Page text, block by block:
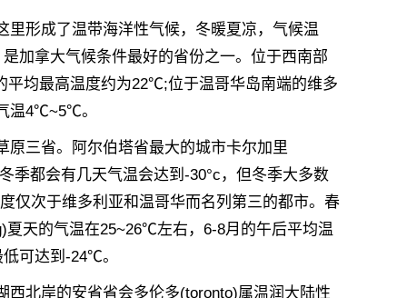
形成了温带海洋性气候，冬暖夏凉，气候温
加拿大气候条件最好的省份之一。位于西南部
均最高温度约为22℃;位于温哥华岛南端的维多
温4℃~5℃。
三省。阿尔伯塔省最大的城市卡尔加里
季都会有几天气温会达到-30°c，但冬季大多数
仅次于维多利亚和温哥华而名列第三的都市。春
天的气温在25~26℃左右，6-8月的午后平均温
可达到-24℃。
北岸的安省省会多伦多(toronto)属温润大陆性